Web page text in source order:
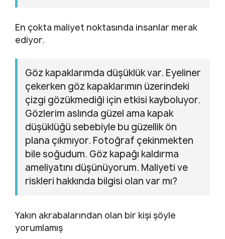
En çokta maliyet noktasında insanlar merak
ediyor.
Göz kapaklarımda düşüklük var. Eyeliner
çekerken göz kapaklarımın üzerindeki
çizgi gözükmediği için etkisi kayboluyor.
Gözlerim aslında güzel ama kapak
düşüklüğü sebebiyle bu güzellik ön
plana çıkmıyor. Fotoğraf çekinmekten
bile soğudum. Göz kapağı kaldırma
ameliyatını düşünüyorum. Maliyeti ve
riskleri hakkında bilgisi olan var mı?
Yakın akrabalarından olan bir kişi şöyle
yorumlamış